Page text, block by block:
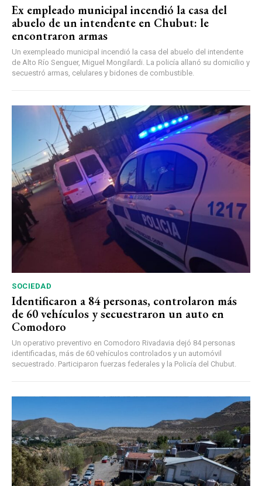
Ex empleado municipal incendió la casa del
abuelo de un intendente en Chubut: le
encontraron armas
Un exempleado municipal incendió la casa del abuelo del intendente
de Alto Río Senguer, Miguel Mongilardi. La policía allanó su domicilio y
secuestró armas, celulares y bidones de combustible.
SOCIEDAD
Identificaron a 84 personas, controlaron más
de 60 vehículos y secuestraron un auto en
Comodoro
Un operativo preventivo en Comodoro Rivadavia dejó 84 personas
identificadas, más de 60 vehículos controlados y un automóvil
secuestrado. Participaron fuerzas federales y la Policía del Chubut.